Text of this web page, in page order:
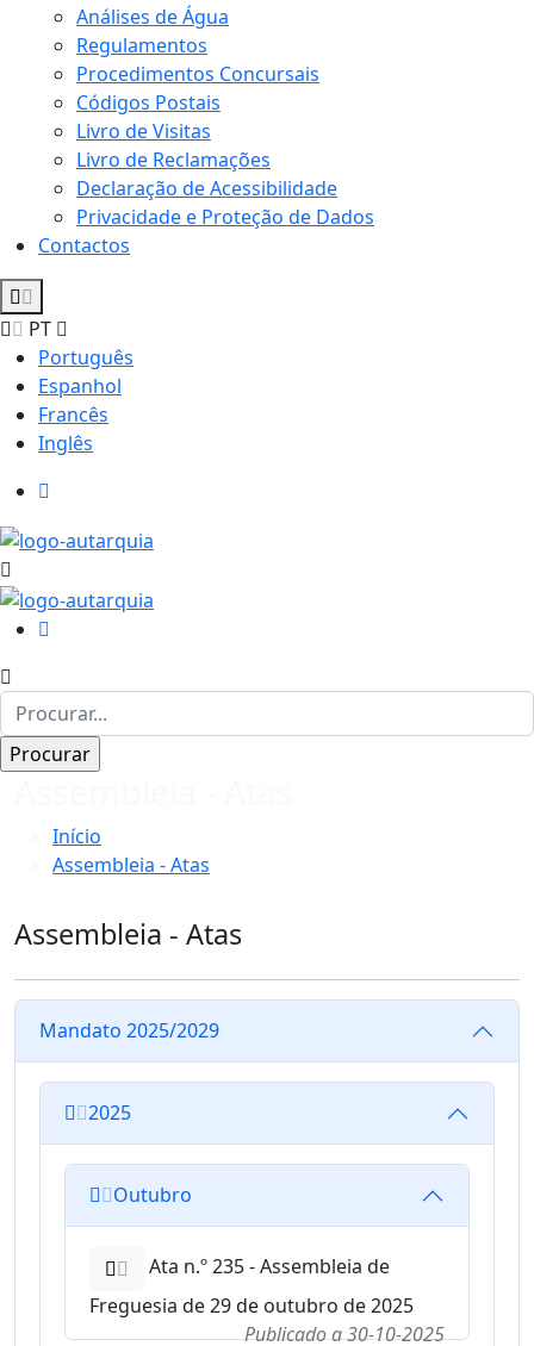
Análises de Água
Regulamentos
Procedimentos Concursais
Códigos Postais
Livro de Visitas
Livro de Reclamações
Declaração de Acessibilidade
Privacidade e Proteção de Dados
Contactos
PT
Português
Espanhol
Francês
Inglês
Início
Assembleia - Atas
Assembleia - Atas
Mandato 2025/2029
2025
Outubro
Ata n.º 235 - Assembleia de
Freguesia de 29 de outubro de 2025
Publicado a30-10-2025